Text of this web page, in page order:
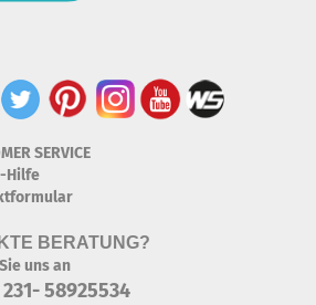
SERVICE
Hilfe
BERATUNG?
uns an
58925534